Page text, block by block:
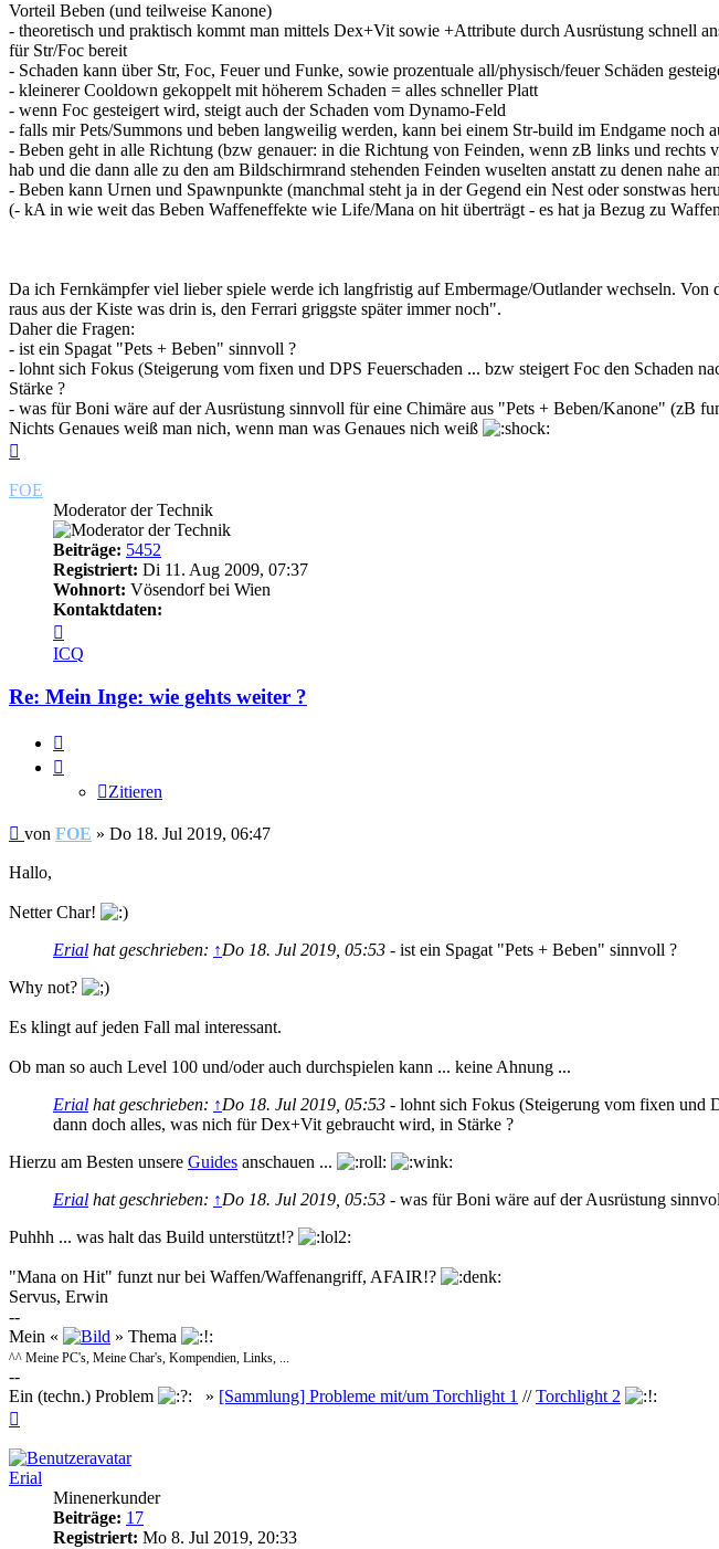
Vorteil Beben (und teilweise Kanone)
- theoretisch und praktisch kommt man mittels Dex+Vit sowie +Attribute durch Ausrüstung schnell
für Str/Foc bereit
- Schaden kann über Str, Foc, Feuer und Funke, sowie prozentuale all/physisch/feuer Schäden
- kleinerer Cooldown gekoppelt mit höherem Schaden = alles schneller Platt
- wenn Foc gesteigert wird, steigt auch der Schaden vom Dynamo-Feld
- falls mir Pets/Summons und beben langweilig werden, kann bei einem Str-build im Endgame noch
- Beben geht in alle Richtung (bzw genauer: in die Richtung von Feinden, wenn zB links und
hab und die dann alle zu den am Bildschirmrand stehenden Feinden wuselten anstatt zu denen nahe
- Beben kann Urnen und Spawnpunkte (manchmal steht ja in der Gegend ein Nest oder sonstwas
(- kA in wie weit das Beben Waffeneffekte wie Life/Mana on hit überträgt - es hat ja Bezug zu
Da ich Fernkämpfer viel lieber spiele werde ich langfristig auf Embermage/Outlander wechseln.
raus aus der Kiste was drin is, den Ferrari griggste später immer noch".
Daher die Fragen:
- ist ein Spagat "Pets + Beben" sinnvoll ?
- lohnt sich Fokus (Steigerung vom fixen und DPS Feuerschaden ... bzw steigert Foc den
Stärke ?
- was für Boni wäre auf der Ausrüstung sinnvoll für eine Chimäre aus "Pets + Beben/Kanone" (zB
Nichts Genaues weiß man nich, wenn man was Genaues nich weiß
FOE
Moderator der Technik
Beiträge: 5452
Registriert: Di 11. Aug 2009, 07:37
Wohnort: Vösendorf bei Wien
Kontaktdaten:
von
FOE
ICQ
Re: Mein Inge: wie gehts weiter ?
Zitieren
Beitrag
von FOE » Do 18. Jul 2019, 06:47
Hallo,
Netter Char!
Erial hat geschrieben: ↑Do 18. Jul 2019, 05:53 - ist ein Spagat "Pets + Beben" sinnvoll ?
Why not?
Es klingt auf jeden Fall mal interessant.
Ob man so auch Level 100 und/oder auch durchspielen kann ... keine Ahnung ...
Erial hat geschrieben: ↑Do 18. Jul 2019, 05:53 - lohnt sich Fokus (Steigerung vom fixen und
dann doch alles, was nich für Dex+Vit gebraucht wird, in Stärke ?
Hierzu am Besten unsere Guides anschauen ...
Erial hat geschrieben: ↑Do 18. Jul 2019, 05:53 - was für Boni wäre auf der Ausrüstung
Puhhh ... was halt das Build unterstützt!?
"Mana on Hit" funzt nur bei Waffen/Waffenangriff, AFAIR!?
Servus, Erwin
--
Mein «
» Thema
^^ Meine PC's, Meine Char's, Kompendien, Links, ...
--
Ein (techn.) Problem
» [Sammlung] Probleme mit/um Torchlight 1 //Torchlight 2
Erial
Minenerkunder
Beiträge: 17
Registriert: Mo 8. Jul 2019, 20:33